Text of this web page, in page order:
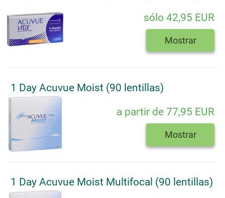
sólo 42,95 EUR
Mostrar
1 Day Acuvue Moist (90 lentillas)
a partir de 77,95 EUR
Mostrar
1 Day Acuvue Moist Multifocal (90 lentillas)